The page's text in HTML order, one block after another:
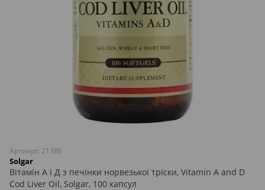
Артикул: 21386
Solgar
Вітамін А і Д з печінки норвезької тріски, Vitamin А and D
Cod Liver Oil, Solgar, 100 капсул